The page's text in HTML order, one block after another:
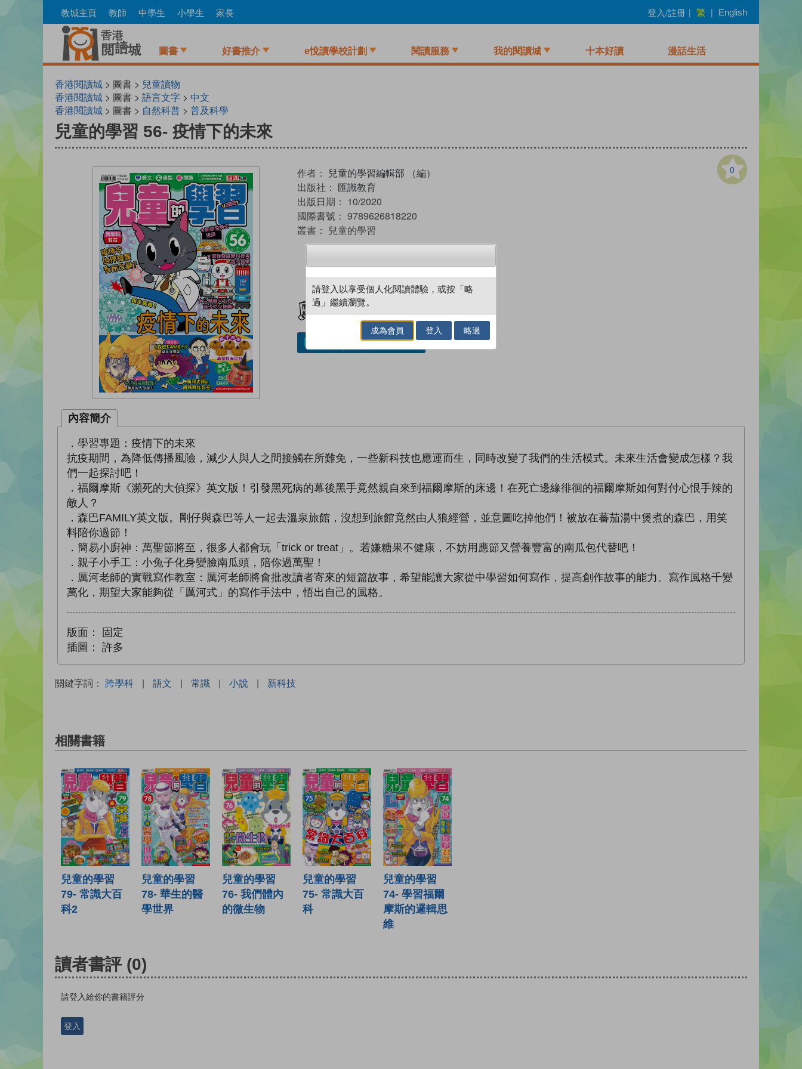
to
教城主頁 教師 中學生 小學生 家長 登入/註冊 | 繁 | English
圖書 好書推介 e悅讀學校計劃 閱讀服務 我的閱讀城 十本好讀 漫話生活
香港閱讀城 > 圖書 > 兒童讀物
香港閱讀城 > 圖書 > 語言文字 > 中文
香港閱讀城 > 圖書 > 自然科普 > 普及科學
兒童的學習 56- 疫情下的未來
0
作者： 兒童的學習編輯部 （編）
出版社： 匯識教育
出版日期： 10/2020
國際書號： 9789626818220
叢書： 兒童的學習
加入閱讀紀錄
內容簡介
．學習專題：疫情下的未來
抗疫期間，為降低傳播風險，減少人與人之間接觸在所難免，一些新科技也應運而生，同時改變了我們的生活模式。未來生活會變成怎樣？我
們一起探討吧！
．福爾摩斯《瀕死的大偵探》英文版！引發黑死病的幕後黑手竟然親自來到福爾摩斯的床邊！在死亡邊緣徘徊的福爾摩斯如何對付心恨手辣的
敵人？
．森巴FAMILY英文版。剛仔與森巴等人一起去溫泉旅館，沒想到旅館竟然由人狼經營，並意圖吃掉他們！被放在蕃茄湯中煲煮的森巴，用笑
料陪你過節！
．簡易小廚神：萬聖節將至，很多人都會玩「trick or treat」。若嫌糖果不健康，不妨用應節又營養豐富的南瓜包代替吧！
．親子小手工：小兔子化身變臉南瓜頭，陪你過萬聖！
．厲河老師的實戰寫作教室：厲河老師將會批改讀者寄來的短篇故事，希望能讓大家從中學習如何寫作，提高創作故事的能力。寫作風格千變
萬化，期望大家能夠從「厲河式」的寫作手法中，悟出自己的風格。
版面：
固定
插圖：
許多
關鍵字詞： 跨學科 | 語文 | 常識 | 小說 | 新科技
相關書籍
兒童的學習
79- 常識大百
科2
兒童的學習
78- 華生的醫
學世界
兒童的學習
76- 我們體內
的微生物
兒童的學習
75- 常識大百
科
兒童的學習
74- 學習福爾
摩斯的邏輯思
維
讀者書評 (0)
請登入給你的書籍評分
登入
請登入以享受個人化閱讀體驗，或按「略
過」繼續瀏覽。
成為會員 登入 略過